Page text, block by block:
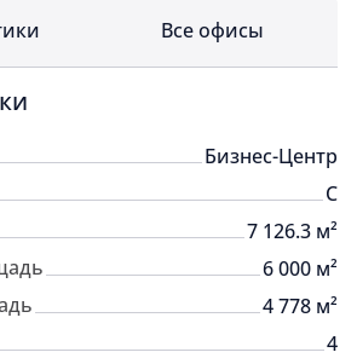
Все офисы
Бизнес-Центр
C
7 126.3 м²
6 000 м²
4 778 м²
4